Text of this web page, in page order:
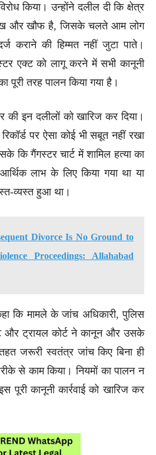
किया। उन्होंने दलील दी कि क्षेत्र
और खौफ है, जिसके चलते आम लोग
कराने की हिम्मत नहीं जुटा पाते।
एक्ट को लागू करने में सभी कानूनी
पूरी तरह पालन किया गया है।
की इन दलीलों को खारिज कर दिया।
पर ऐसा कोई भी सबूत नहीं रखा
कि गैंगस्टर चार्ट में शामिल हत्या का
लाभ के लिए किया गया था या
व्यस्त हुआ था।
Divorce Is No Ground to
Proceedings: Allahabad
कि मामले के जांच अधिकारी, पुलिस
और ट्रायल कोर्ट ने कानून और उसके
जरूरी स्वतंत्र जांच किए बिना ही
से काम किया। नियमों का पालन न
पूरी कानूनी कार्रवाई को खारिज कर